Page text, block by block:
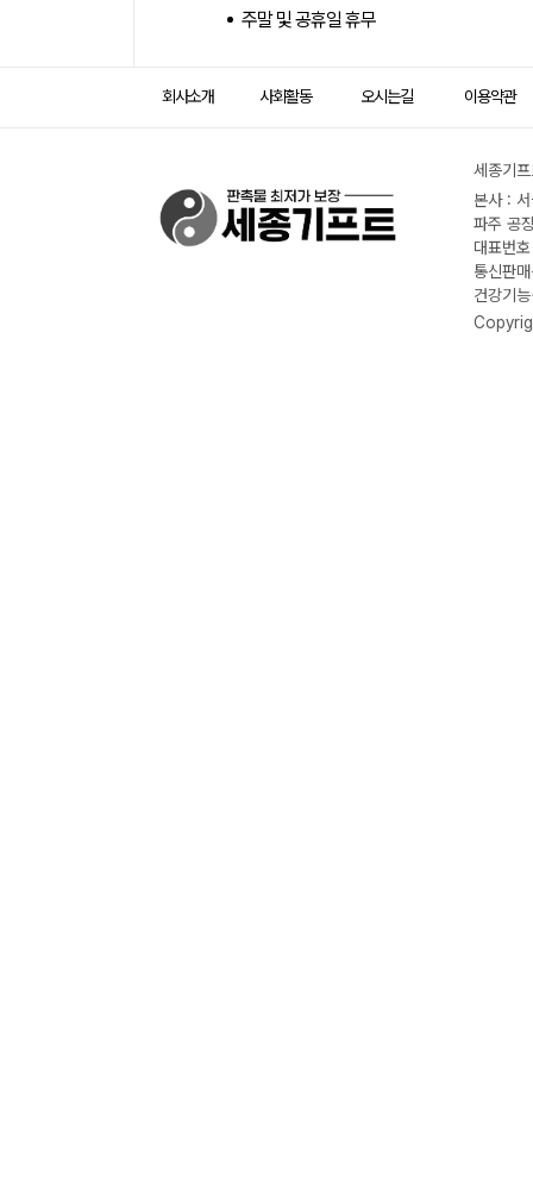
주말 및 공휴일 휴무
회사소개 사회활동 오시는길 이용약관
세종기
본사 :
파주 공
대표번
통신판
건강기